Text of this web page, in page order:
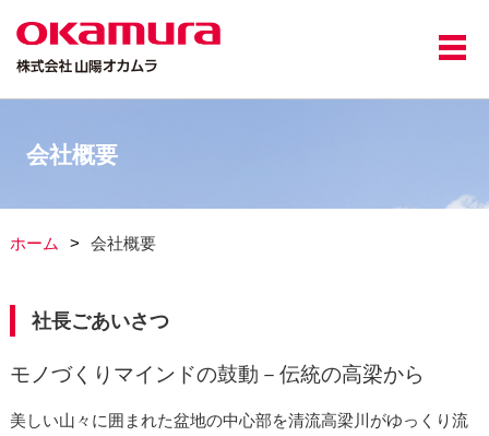
会社概要
ホーム 会社概要
社長ごあいさつ
モノづくりマインドの鼓動－伝統の高梁から
美しい山々に囲まれた盆地の中心部を清流高梁川がゆっくり流